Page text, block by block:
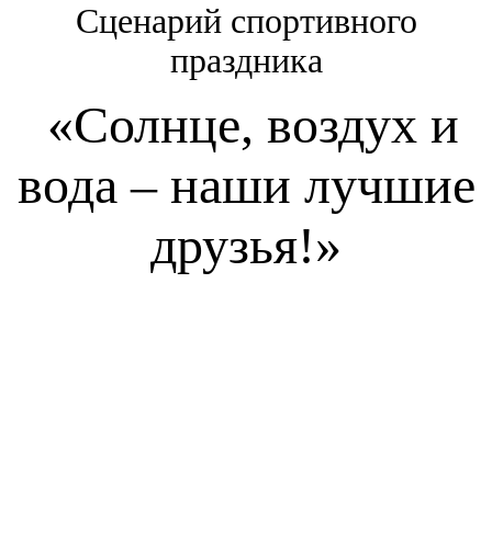
Сценарий спортивного
праздника
«Солнце, воздух и
вода – наши лучшие
друзья!»